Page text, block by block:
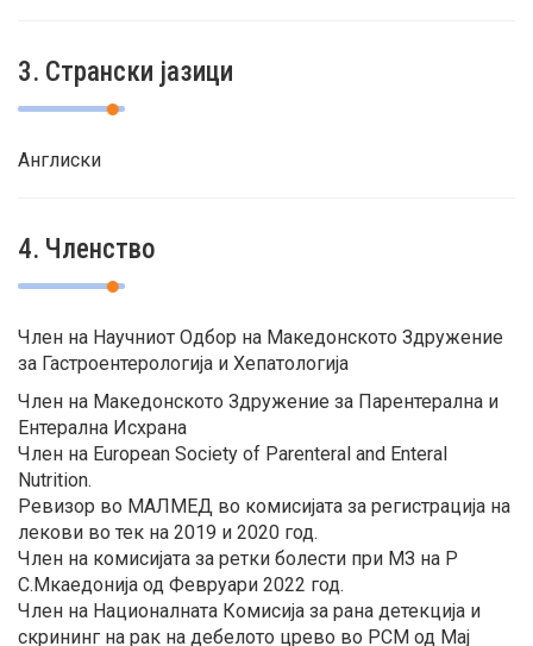
3. Странски јазици
Англиски
4. Членство
Член на Научниот Одбор на Македонското Здружение
за Гастроентерологија и Хепатологија
Член на Македонското Здружение за Парентерална и
Ентерална Исхрана
Член на European Society of Parenteral and Enteral
Nutrition.
Ревизор во МАЛМЕД во комисијата за регистрација на
лекови во тек на 2019 и 2020 год.
Член на комисијата за ретки болести при МЗ на Р
С.Мкаедонија од Февруари 2022 год.
Член на Националната Комисија за рана детекција и
скрининг на рак на дебелото црево во РСМ од Мај